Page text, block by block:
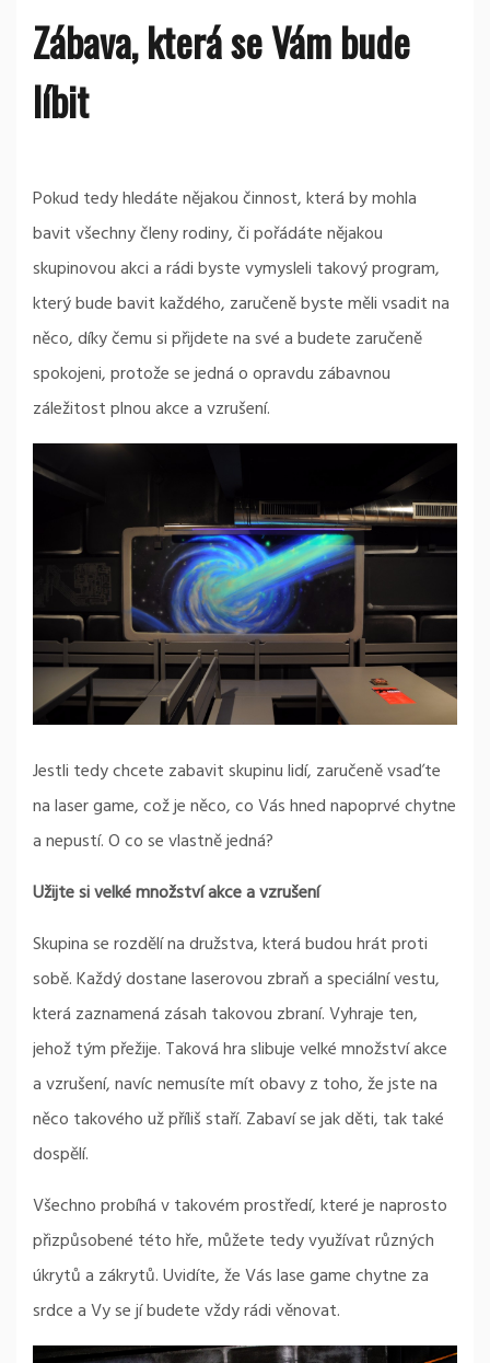
Zábava, která se Vám bude
líbit
Pokud tedy hledáte nějakou činnost, která by mohla
bavit všechny členy rodiny, či pořádáte nějakou
skupinovou akci a rádi byste vymysleli takový program,
který bude bavit každého, zaručeně byste měli vsadit na
něco, díky čemu si přijdete na své a budete zaručeně
spokojeni, protože se jedná o opravdu zábavnou
záležitost plnou akce a vzrušení.
Jestli tedy chcete zabavit skupinu lidí, zaručeně vsaďte
na laser game, což je něco, co Vás hned napoprvé chytne
a nepustí. O co se vlastně jedná?
Užijte si velké množství akce a vzrušení
Skupina se rozdělí na družstva, která budou hrát proti
sobě. Každý dostane laserovou zbraň a speciální vestu,
která zaznamená zásah takovou zbraní. Vyhraje ten,
jehož tým přežije. Taková hra slibuje velké množství akce
a vzrušení, navíc nemusíte mít obavy z toho, že jste na
něco takového už příliš staří. Zabaví se jak děti, tak také
dospělí.
Všechno probíhá v takovém prostředí, které je naprosto
přizpůsobené této hře, můžete tedy využívat různých
úkrytů a zákrytů. Uvidíte, že Vás lase game chytne za
srdce a Vy se jí budete vždy rádi věnovat.